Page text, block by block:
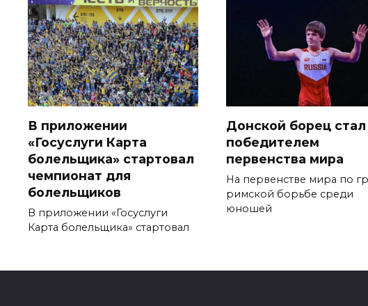
В приложении
«Госуслуги Карта
болельщика» стартовал
чемпионат для
болельщиков
В приложении «Госуслуги
Карта болельщика» стартовал
Донской борец стал
победителем
первенства мира
На первенстве мира по
римской борьбе среди
юношей